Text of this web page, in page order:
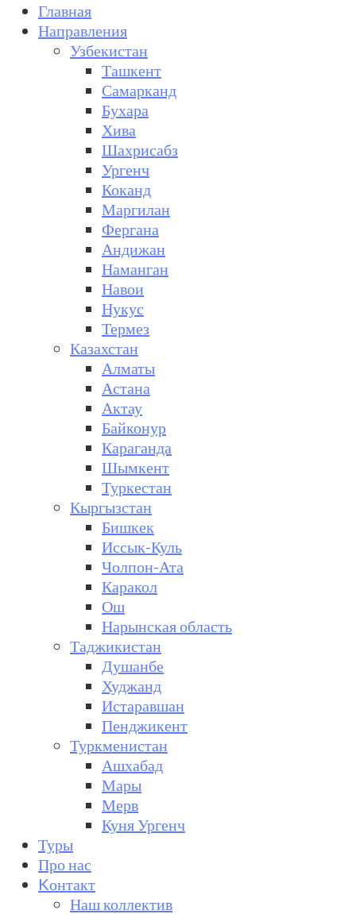
Главная
Направления
Узбекистан
Ташкент
Самарканд
Бухара
Хива
Шахрисабз
Ургенч
Коканд
Маргилан
Фергана
Андижан
Наманган
Навои
Нукус
Термез
Казахстан
Алматы
Астана
Актау
Байконур
Караганда
Шымкент
Туркестан
Кыргызстан
Бишкек
Иссык-Куль
Чолпон-Ата
Каракол
Ош
Нарынская область
Таджикистан
Душанбе
Худжанд
Истаравшан
Пенджикент
Туркменистан
Ашхабад
Мары
Мерв
Куня Ургенч
Туры
Про нас
Kонтакт
Наш коллектив